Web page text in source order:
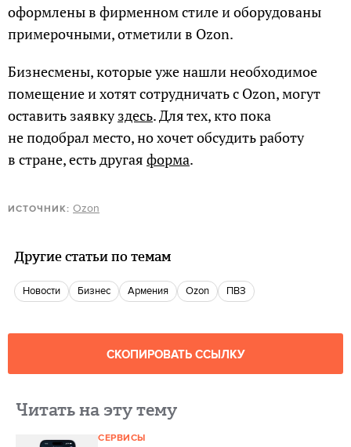
оформлены в фирменном стиле и оборудованы
примерочными, отметили в Ozon.
Бизнесмены, которые уже нашли необходимое
помещение и хотят сотрудничать с Ozon, могут
оставить заявкуздесь. Для тех, кто пока
не подобрал место, но хочет обсудить работу
в стране, есть другая форма.
ИСТОЧНИК: Ozon
Другие статьи по темам
новости бизнес Армения ozon ПВЗ
СКОПИРОВАТЬ ССЫЛКУ
Читать на эту тему
СЕРВИСЫ